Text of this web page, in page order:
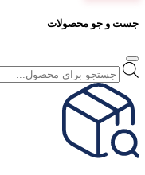
جست و جو محصولات
Products
search